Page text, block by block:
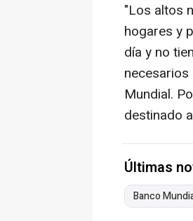
"Los altos
hogares y
día y no
Mundial.
destinado
Últimas
Banco